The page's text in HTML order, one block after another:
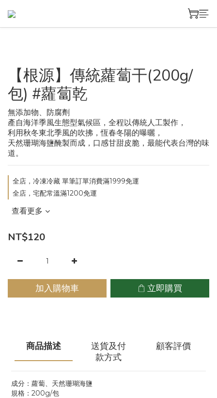
【根源】傳統蘿蔔干(200g/
包) #蘿蔔乾
無添加物、防腐劑
產自海洋季風生態型氣候區，全程以傳統人工製作，
利用秋冬東北季風的吹拂，恆春冬陽的曝曬，
天然珊瑚海鹽醃製而成，口感甘甜皮脆，最能代表台灣的味
道。
全店，冷凍冷藏 單筆訂單消費滿1999免運
全店，宅配常溫滿1200免運
查看更多
NT$120
加入購物車 立即購買
商品描述
送貨及付
款方式
顧客評價
成分：蘿蔔、天然珊瑚海鹽
規格：200g/包